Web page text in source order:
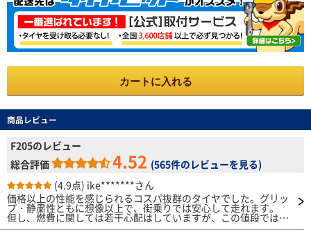
カートに入れる
商品レビュー
F205のレビュー
総合評価
4.52 (565件のレビューを見る)
(4.9点) ike*******さん
価格以上の性能を感じられるコスパ抜群のタイヤでした。グリッ
プ・静粛性ともに想像以上で、街乗りでは安心して走れます。
但し、燃費に関しては若干心配はしていますが、この値段ではと
割り切り、これから様子をみていきます。